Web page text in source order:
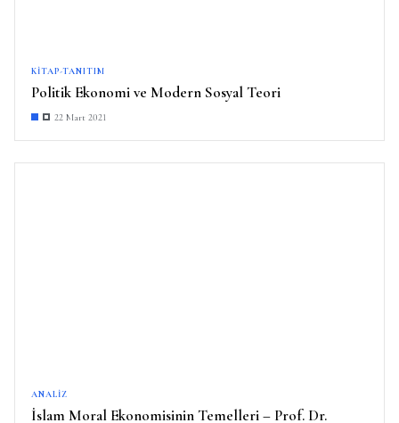
KITAP-TANITIM
Politik Ekonomi ve Modern Sosyal Teori
22 Mart 2021
ANALIZ
İslam Moral Ekonomisinin Temelleri – Prof. Dr.